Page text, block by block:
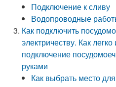
Подключение к сливу
Водопроводные
Как подключить
электричеству. Как
подключение
руками
Как выбрать место